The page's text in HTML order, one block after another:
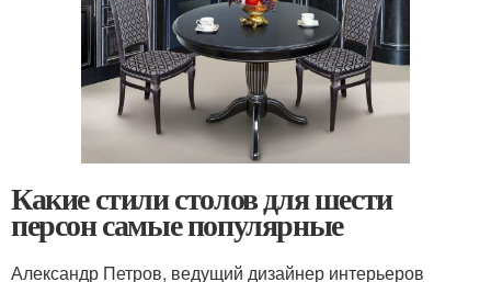
Какие стили столов для шести
персон самые популярные
Александр Петров, ведущий дизайнер интерьеров